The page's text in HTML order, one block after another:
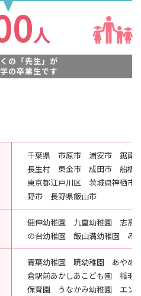
人
の「先生」が
の卒業生です
千葉県 市原市 浦安市 鋸
長生村 東金市 成田市 船
東京都江戸川区 茨城県神栖市
野市 長野県飯山市
健伸幼稚園 九重幼稚園 志髙
の台幼稚園 飯山満幼稚園 み
青葉幼稚園 暁幼稚園 あやめ
倉駅前あかしあこども園 稲毛
保育園 うなかみ幼稚園 エン